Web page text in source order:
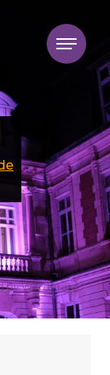
by WordPress